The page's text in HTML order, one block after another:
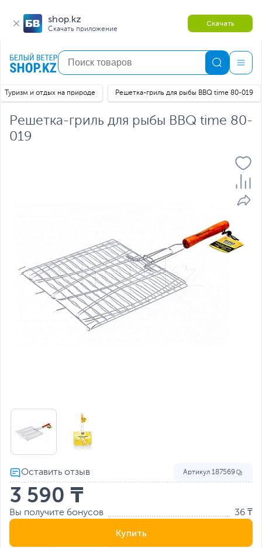
shop.kz
Скачать приложение
Скачать
Туризм и отдых на природе Решетка-гриль для рыбы BBQ time 80-019
Решетка-гриль для рыбы BBQ time 80-
019
Артикул 187569
3 590 ₸
Вы получите бонусов 36 ₸
Купить